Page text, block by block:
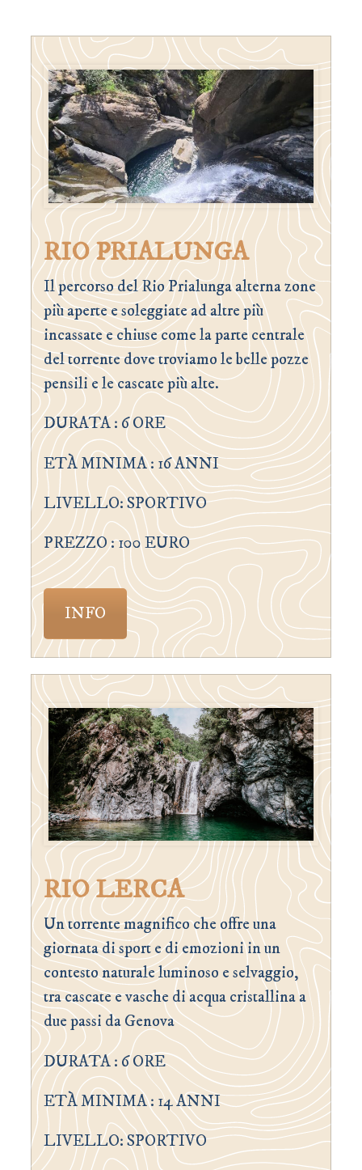
RIO PRIALUNGA
Il percorso del Rio Prialunga alterna zone
più aperte e soleggiate ad altre più
incassate e chiuse come la parte centrale
del torrente dove troviamo le belle pozze
pensili e le cascate più alte.
DURATA : 6 ORE
ETÀ MINIMA : 16 ANNI
LIVELLO: SPORTIVO
PREZZO : 100 EURO
INFO
RIO LERCA
Un torrente magnifico che offre una
giornata di sport e di emozioni in un
contesto naturale luminoso e selvaggio,
tra cascate e vasche di acqua cristallina a
due passi da Genova
DURATA : 6 ORE
ETÀ MINIMA : 14 ANNI
LIVELLO: SPORTIVO